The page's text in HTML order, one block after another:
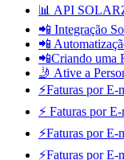
📊 API
📲 Integração
📲
📲Criando uma
🤳 Ative a
⚡Faturas por
⚡ Faturas por
⚡Faturas por
⚡Faturas por